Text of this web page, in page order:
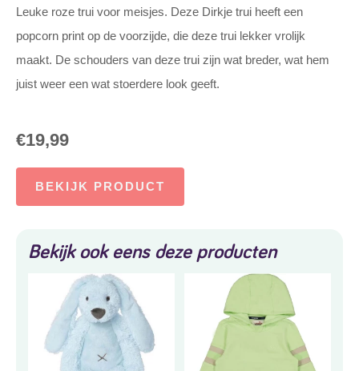
Leuke roze trui voor meisjes. Deze Dirkje trui heeft een
popcorn print op de voorzijde, die deze trui lekker vrolijk
maakt. De schouders van deze trui zijn wat breder, wat hem
juist weer een wat stoerdere look geeft.
€19,99
BEKIJK PRODUCT
Bekijk ook eens deze producten